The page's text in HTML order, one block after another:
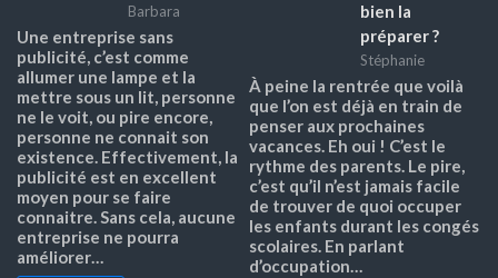
Barbara
Une entreprise sans
publicité, c’est comme
allumer une lampe et la
mettre sous un lit, personne
ne le voit, ou pire encore,
personne ne connait son
existence. Effectivement, la
publicité est en excellent
moyen pour se faire
connaitre. Sans cela, aucune
entreprise ne pourra
améliorer…
bien la
préparer ?
Stéphanie
À peine la rentrée que voilà
que l’on est déjà en train de
penser aux prochaines
vacances. Eh oui ! C’est le
rythme des parents. Le pire,
c’est qu’il n’est jamais facile
de trouver de quoi occuper
les enfants durant les congés
scolaires. En parlant
d’occupation…